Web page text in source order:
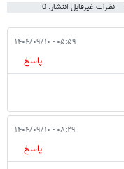
نظرات غیرقابل انتشار: 0
۰۵:۵۹ - ۱۴۰۴/۰۹/۱۰
پاسخ
۰۸:۲۹ - ۱۴۰۴/۰۹/۱۰
پاسخ